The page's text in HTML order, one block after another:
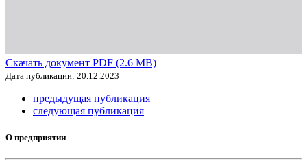
Скачать документ PDF (2.6 MB)
Дата публикации: 20.12.2023
предыдущая публикация
следующая публикация
О предприятии